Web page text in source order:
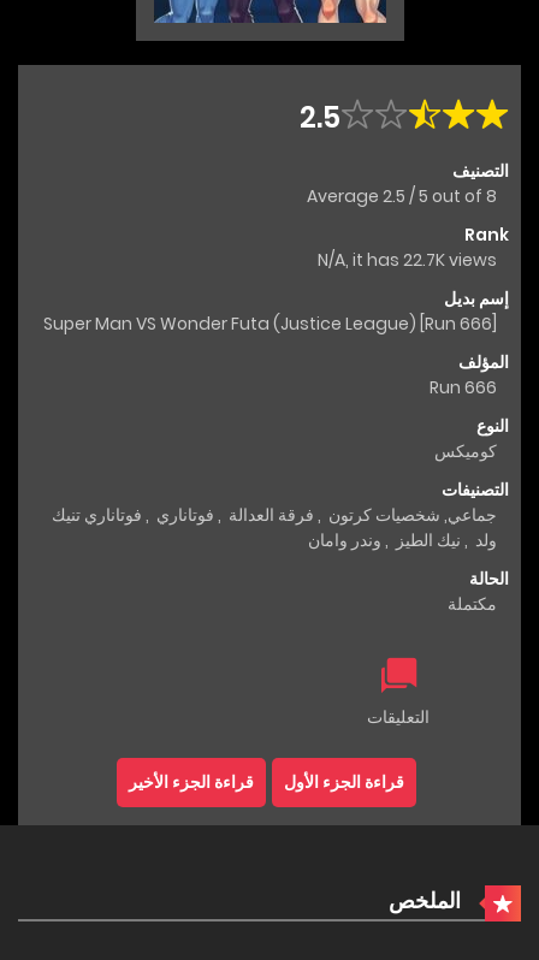
2.5
التصنيف
Average 2.5 /5 out of 8
Rank
N/A, it has 22.7K views
إسم بديل
Super Man VS Wonder Futa (Justice League) [Run 666]
المؤلف
Run 666
النوع
كوميكس
التصنيفات
جماعي, شخصيات كرتون , فرقة العدالة , فوتاناري , فوتاناري تنيك
ولد , نيك الطيز , وندر وامان
الحالة
مكتملة
التعليقات
قراءة الجزء الأول قراءة الجزء الأخير
الملخص